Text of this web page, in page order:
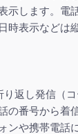
示します。電
時表示などは
返し発信（コ
の番号から着
ンや携帯電話